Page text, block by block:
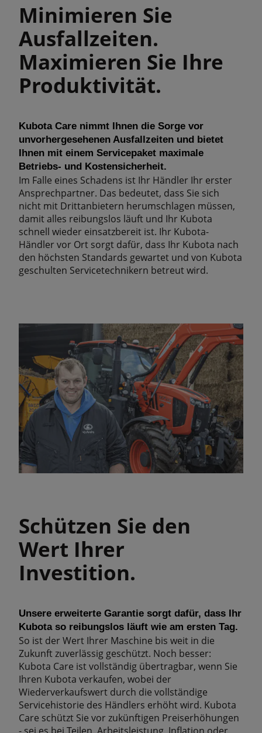
Minimieren Sie
Ausfallzeiten.
Maximieren Sie Ihre
Produktivität.
Kubota Care nimmt Ihnen die Sorge vor
unvorhergesehenen Ausfallzeiten und bietet
Ihnen mit einem Servicepaket maximale
Betriebs- und Kostensicherheit.
Im Falle eines Schadens ist Ihr Händler Ihr erster
Ansprechpartner. Das bedeutet, dass Sie sich
nicht mit Drittanbietern herumschlagen müssen,
damit alles reibungslos läuft und Ihr Kubota
schnell wieder einsatzbereit ist. Ihr Kubota-
Händler vor Ort sorgt dafür, dass Ihr Kubota nach
den höchsten Standards gewartet und von Kubota
geschulten Servicetechnikern betreut wird.
Schützen Sie den
Wert Ihrer
Investition.
Unsere erweiterte Garantie sorgt dafür, dass Ihr
Kubota so reibungslos läuft wie am ersten Tag.
So ist der Wert Ihrer Maschine bis weit in die
Zukunft zuverlässig geschützt. Noch besser:
Kubota Care ist vollständig übertragbar, wenn Sie
Ihren Kubota verkaufen, wobei der
Wiederverkaufswert durch die vollständige
Servicehistorie des Händlers erhöht wird. Kubota
Care schützt Sie vor zukünftigen Preiserhöhungen